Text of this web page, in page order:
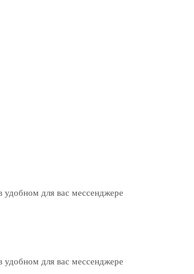
удобном для вас мессенджере
удобном для вас мессенджере